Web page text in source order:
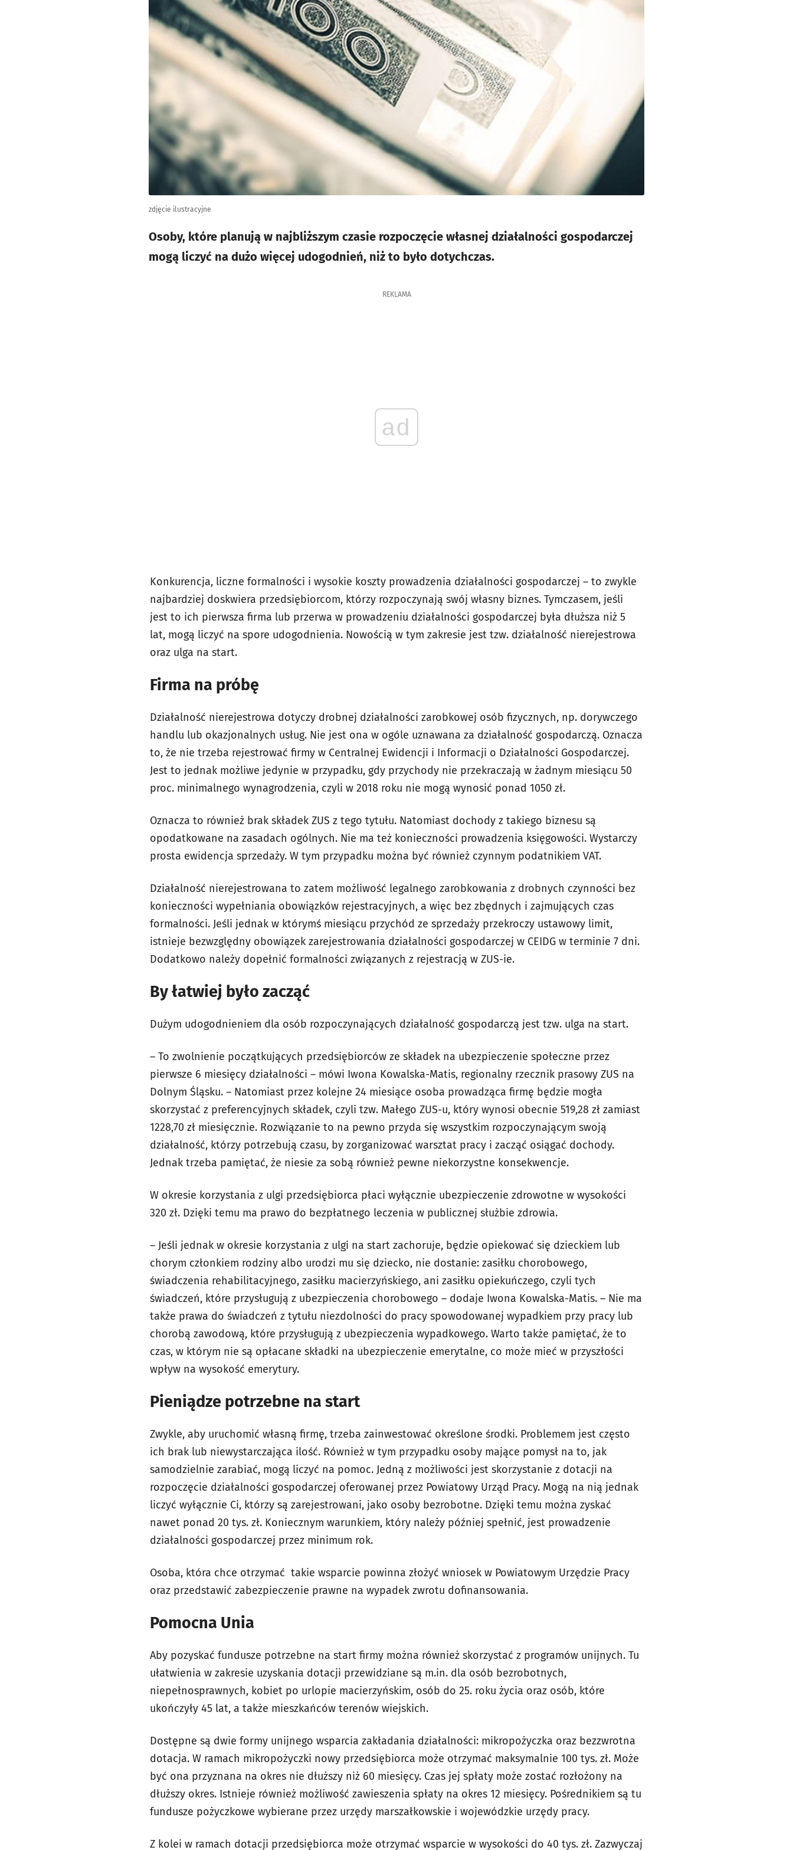
zdjęcie ilustracyjne
Osoby, które planują w najbliższym czasie rozpoczęcie własnej działalności gospodarczej
mogą liczyć na dużo więcej udogodnień, niż to było dotychczas.
REKLAMA
ad
Konkurencja, liczne formalności i wysokie koszty prowadzenia działalności gospodarczej – to zwykle
najbardziej doskwiera przedsiębiorcom, którzy rozpoczynają swój własny biznes. Tymczasem, jeśli
jest to ich pierwsza firma lub przerwa w prowadzeniu działalności gospodarczej była dłuższa niż 5
lat, mogą liczyć na spore udogodnienia. Nowością w tym zakresie jest tzw. działalność nierejestrowa
oraz ulga na start.
Firma na próbę
Działalność nierejestrowa dotyczy drobnej działalności zarobkowej osób fizycznych, np. dorywczego
handlu lub okazjonalnych usług. Nie jest ona w ogóle uznawana za działalność gospodarczą. Oznacza
to, że nie trzeba rejestrować firmy w Centralnej Ewidencji i Informacji o Działalności Gospodarczej.
Jest to jednak możliwe jedynie w przypadku, gdy przychody nie przekraczają w żadnym miesiącu 50
proc. minimalnego wynagrodzenia, czyli w 2018 roku nie mogą wynosić ponad 1050 zł.
Oznacza to również brak składek ZUS z tego tytułu. Natomiast dochody z takiego biznesu są
opodatkowane na zasadach ogólnych. Nie ma też konieczności prowadzenia księgowości. Wystarczy
prosta ewidencja sprzedaży. W tym przypadku można być również czynnym podatnikiem VAT.
Działalność nierejestrowana to zatem możliwość legalnego zarobkowania z drobnych czynności bez
konieczności wypełniania obowiązków rejestracyjnych, a więc bez zbędnych i zajmujących czas
formalności. Jeśli jednak w którymś miesiącu przychód ze sprzedaży przekroczy ustawowy limit,
istnieje bezwzględny obowiązek zarejestrowania działalności gospodarczej w CEIDG w terminie 7 dni.
Dodatkowo należy dopełnić formalności związanych z rejestracją w ZUS-ie.
By łatwiej było zacząć
Dużym udogodnieniem dla osób rozpoczynających działalność gospodarczą jest tzw. ulga na start.
– To zwolnienie początkujących przedsiębiorców ze składek na ubezpieczenie społeczne przez
pierwsze 6 miesięcy działalności – mówi Iwona Kowalska-Matis, regionalny rzecznik prasowy ZUS na
Dolnym Śląsku. – Natomiast przez kolejne 24 miesiące osoba prowadząca firmę będzie mogła
skorzystać z preferencyjnych składek, czyli tzw. Małego ZUS-u, który wynosi obecnie 519,28 zł zamiast
1228,70 zł miesięcznie. Rozwiązanie to na pewno przyda się wszystkim rozpoczynającym swoją
działalność, którzy potrzebują czasu, by zorganizować warsztat pracy i zacząć osiągać dochody.
Jednak trzeba pamiętać, że niesie za sobą również pewne niekorzystne konsekwencje.
W okresie korzystania z ulgi przedsiębiorca płaci wyłącznie ubezpieczenie zdrowotne w wysokości
320 zł. Dzięki temu ma prawo do bezpłatnego leczenia w publicznej służbie zdrowia.
– Jeśli jednak w okresie korzystania z ulgi na start zachoruje, będzie opiekować się dzieckiem lub
chorym członkiem rodziny albo urodzi mu się dziecko, nie dostanie: zasiłku chorobowego,
świadczenia rehabilitacyjnego, zasiłku macierzyńskiego, ani zasiłku opiekuńczego, czyli tych
świadczeń, które przysługują z ubezpieczenia chorobowego – dodaje Iwona Kowalska-Matis. – Nie ma
także prawa do świadczeń z tytułu niezdolności do pracy spowodowanej wypadkiem przy pracy lub
chorobą zawodową, które przysługują z ubezpieczenia wypadkowego. Warto także pamiętać, że to
czas, w którym nie są opłacane składki na ubezpieczenie emerytalne, co może mieć w przyszłości
wpływ na wysokość emerytury.
Pieniądze potrzebne na start
Zwykle, aby uruchomić własną firmę, trzeba zainwestować określone środki. Problemem jest często
ich brak lub niewystarczająca ilość. Również w tym przypadku osoby mające pomysł na to, jak
samodzielnie zarabiać, mogą liczyć na pomoc. Jedną z możliwości jest skorzystanie z dotacji na
rozpoczęcie działalności gospodarczej oferowanej przez Powiatowy Urząd Pracy. Mogą na nią jednak
liczyć wyłącznie Ci, którzy są zarejestrowani, jako osoby bezrobotne. Dzięki temu można zyskać
nawet ponad 20 tys. zł. Koniecznym warunkiem, który należy później spełnić, jest prowadzenie
działalności gospodarczej przez minimum rok.
Osoba, która chce otrzymać takie wsparcie powinna złożyć wniosek w Powiatowym Urzędzie Pracy
oraz przedstawić zabezpieczenie prawne na wypadek zwrotu dofinansowania.
Pomocna Unia
Aby pozyskać fundusze potrzebne na start firmy można również skorzystać z programów unijnych. Tu
ułatwienia w zakresie uzyskania dotacji przewidziane są m.in. dla osób bezrobotnych,
niepełnosprawnych, kobiet po urlopie macierzyńskim, osób do 25. roku życia oraz osób, które
ukończyły 45 lat, a także mieszkańców terenów wiejskich.
Dostępne są dwie formy unijnego wsparcia zakładania działalności: mikropożyczka oraz bezzwrotna
dotacja. W ramach mikropożyczki nowy przedsiębiorca może otrzymać maksymalnie 100 tys. zł. Może
być ona przyznana na okres nie dłuższy niż 60 miesięcy. Czas jej spłaty może zostać rozłożony na
dłuższy okres. Istnieje również możliwość zawieszenia spłaty na okres 12 miesięcy. Pośrednikiem są tu
fundusze pożyczkowe wybierane przez urzędy marszałkowskie i wojewódzkie urzędy pracy.
Z kolei w ramach dotacji przedsiębiorca może otrzymać wsparcie w wysokości do 40 tys. zł. Zazwyczaj